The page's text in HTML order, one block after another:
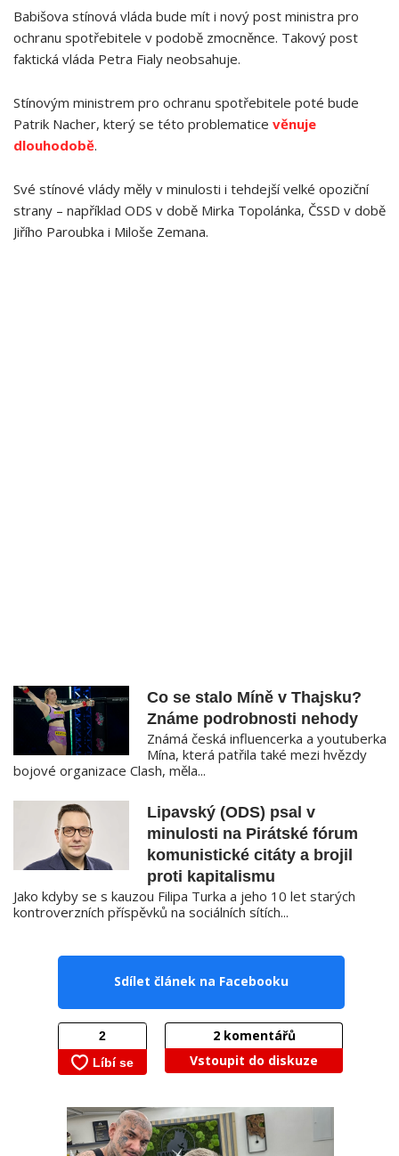
Babišova stínová vláda bude mít i nový post ministra pro
ochranu spotřebitele v podobě zmocněnce. Takový post
faktická vláda Petra Fialy neobsahuje.
Stínovým ministrem pro ochranu spotřebitele poté bude
Patrik Nacher, který se této problematice věnuje
dlouhodobě.
Své stínové vlády měly v minulosti i tehdejší velké opoziční
strany – například ODS v době Mirka Topolánka, ČSSD v době
Jiřího Paroubka i Miloše Zemana.
Co se stalo Míně v Thajsku?
Známe podrobnosti nehody
Známá česká influencerka a youtuberka
Mína, která patřila také mezi hvězdy
bojové organizace Clash, měla...
Lipavský (ODS) psal v
minulosti na Pirátské fórum
komunistické citáty a brojil
proti kapitalismu
Jako kdyby se s kauzou Filipa Turka a jeho 10 let starých
kontroverzních příspěvků na sociálních sítích...
Sdílet článek na Facebooku
2komentářů
Vstoupit do diskuze